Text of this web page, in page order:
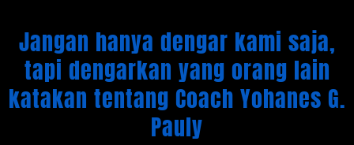
Jangan hanya dengar kami saja,
tapi dengarkan yang orang lain
katakan tentang Coach Yohanes G.
Pauly